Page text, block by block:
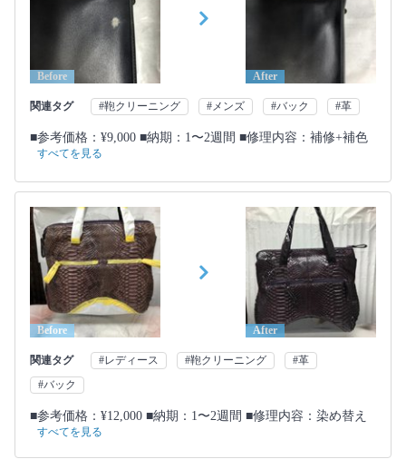
Before After
関連タグ #鞄クリーニング #メンズ #バック #革
■参考価格：¥9,000 ■納期：1〜2週間 ■修理内容：補修+補色
すべてを見る
Before After
関連タグ #レディース #鞄クリーニング
#革
#バック
■参考価格：¥12,000 ■納期：1〜2週間 ■修理内容：染め替え
すべてを見る